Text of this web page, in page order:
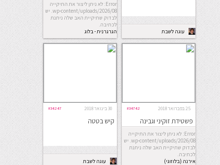
עוגה לשבת
Error: לא ניתן ליצור את התיקייה
wp-content/uploads/2026/08. יש
לבדוק שתיקיית האב שלה ניתנת
לכתיבה.
הגרגרנית - בלוג
אוכל
25 בפברואר 2018 #34742
פשטידת זוקיני וגבינה
Error: לא ניתן ליצור את התיקייה
wp-content/uploads/2026/08. יש
לבדוק שתיקיית האב שלה ניתנת
לכתיבה.
אירנה (בלוזוגי)
30 בינואר 2018 #34247
קיש בטטה
עוגה לשבת